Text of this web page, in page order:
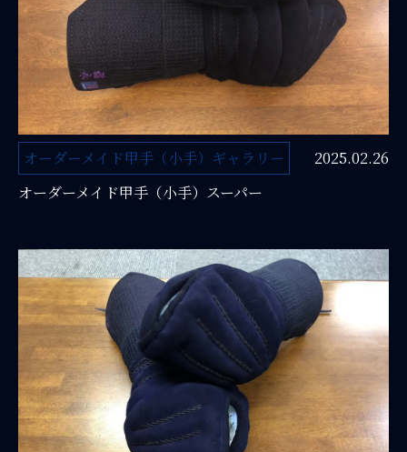
オーダーメイド甲手（小手）ギャラリー
2025.02.26
オーダーメイド甲手（小手）スーパー